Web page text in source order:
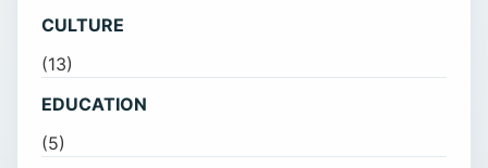
CULTURE
(13)
EDUCATION
(5)